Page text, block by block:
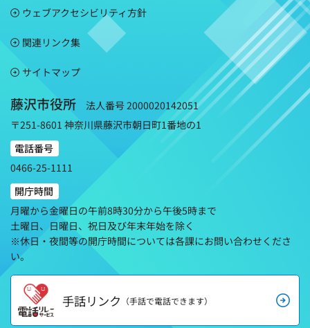
ウェブアクセシビリティ方針
関連リンク集
サイトマップ
藤沢市役所
法人番号 2000020142051
〒251-8601 神奈川県藤沢市朝日町1番地の1
電話番号
0466-25-1111
開庁時間
月曜から金曜日の午前8時30分から午後5時まで
土曜日、日曜日、祝日及び年末年始を除く
※休日・夜間等の開庁時間については各課にお問い合わせくださ
い。
手話リンク （手話で電話できます）